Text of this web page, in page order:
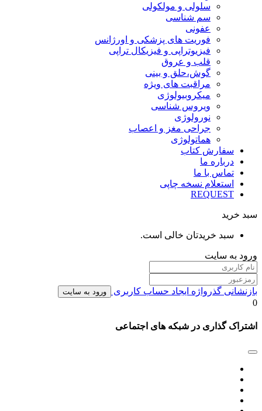
سلولی و مولکولی
سم شناسی
عفونی
فوریت های پزشکی و اورژانس
فیزیوتراپی و فیزیکال تراپی
قلب و عروق
گوش،حلق و بینی
مراقبت های ویژه
میکروبیولوژی
ویروس شناسی
نورولوژی
جراحی مغز و اعصاب
هماتولوژی
سفارش کتاب
درباره ما
تماس با ما
استعلام نسخه چاپی
REQUEST
سبد خرید
سبد خریدتان خالی است.
ورود به سایت
بازنشانی گذرواژه ایجاد حساب کاربری ورود به سایت
0
اشتراک گذاری در شبکه های اجتماعی